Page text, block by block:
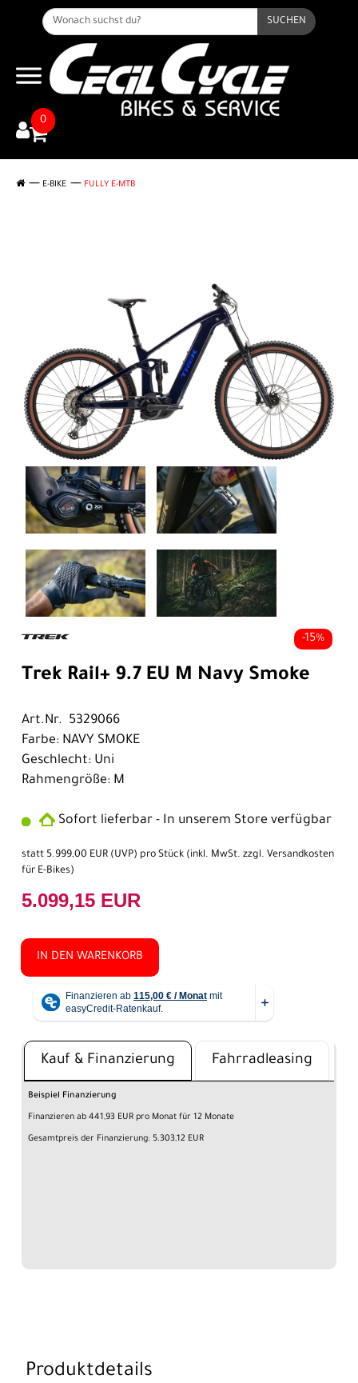
SUCHEN
0
E-BIKE FULLY E-MTB
-15%
Trek Rail+ 9.7 EU M Navy Smoke
Art.Nr. 5329066
Farbe: NAVY SMOKE
Geschlecht: Uni
Rahmengröße: M
Sofort lieferbar - In unserem Store verfügbar
statt 5.999,00 EUR (UVP) pro Stück (inkl. MwSt. zzgl. Versandkosten
für E-Bikes)
5.099,15 EUR
IN DEN WARENKORB
Kauf & Finanzierung Fahrradleasing
Beispiel Finanzierung
Finanzieren ab 441,93 EUR pro Monat für 12 Monate
Gesamtpreis der Finanzierung: 5.303,12 EUR
Produktdetails